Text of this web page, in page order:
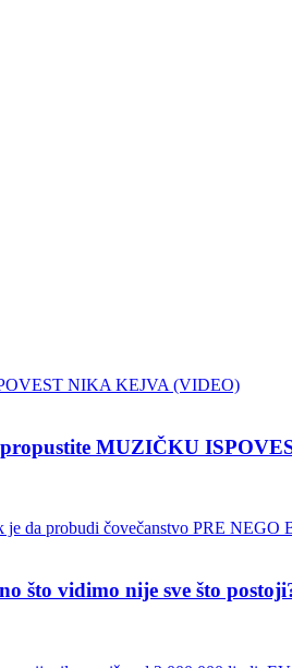
MUZIČKU
što vidimo nije sve što